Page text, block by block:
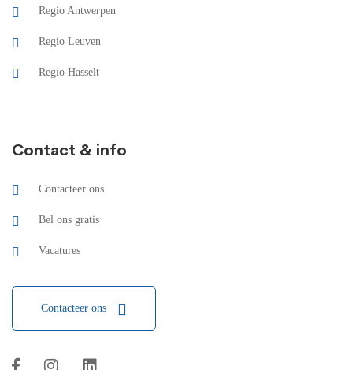
Regio Antwerpen
Regio Leuven
Regio Hasselt
Contact & info
Contacteer ons
Bel ons gratis
Vacatures
Contacteer ons